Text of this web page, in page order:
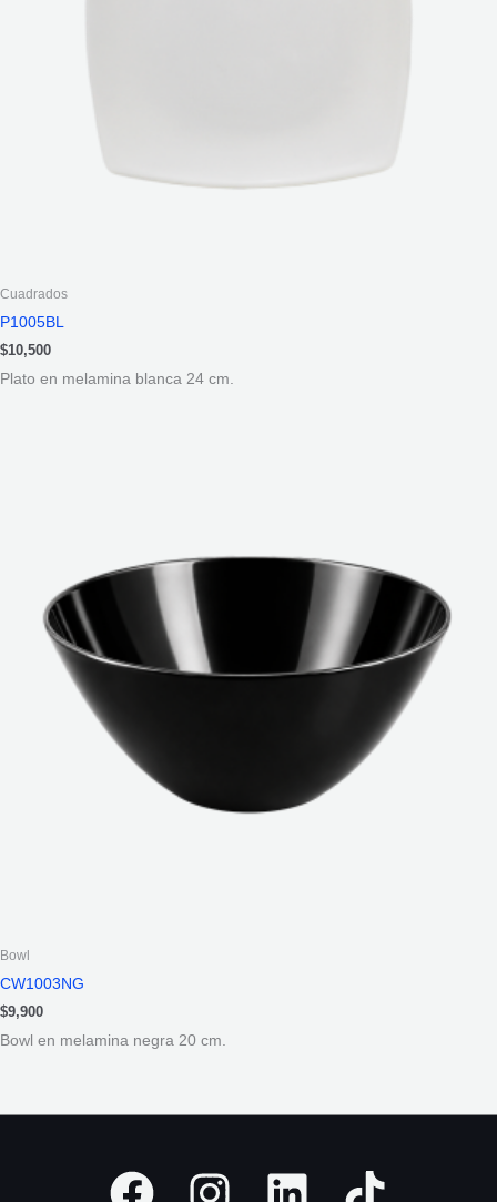
Cuadrados
P1005BL
$10,500
Plato en melamina blanca 24 cm.
Bowl
CW1003NG
$9,900
Bowl en melamina negra 20 cm.